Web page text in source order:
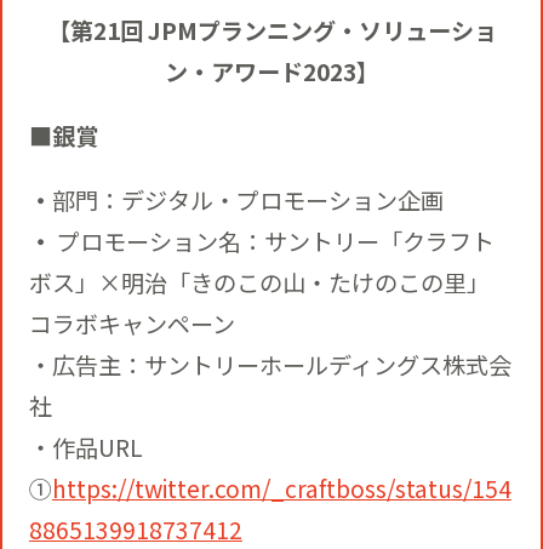
【第21回 JPMプランニング・ソリューショ
ン・アワード2023】
■銀賞
・ 部門：デジタル・プロモーション企画
・ プロモーション名：サントリー「クラフト
ボス」×明治「きのこの山・たけのこの里」
コラボキャンペーン
・広告主：サントリーホールディングス株式会
社
・作品URL
①https://twitter.com/_craftboss/status/154
8865139918737412